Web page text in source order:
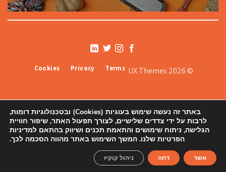
© 2026 UX Themes
Terms
Privacy
Cookies
אודותינו תקנון צור קשר ורשימת סניפים
מדיניות פרטיות
מפת אתר
באתר זה נעשה שימוש בעוגיות (Cookies) ובטכנולוגיות דומות,
לרבות על ידי צדדים שלישיים, לצורך תפעול האתר, שיפור חוויית
הגלישה, ניתוח שימושים והתאמת תכנים ושיווק בהתאם למדיניות
הפרטיות שלנו. המשך השימוש באתר מהווה הסכמה לכך.
אשר דחה ניהול קוקיז